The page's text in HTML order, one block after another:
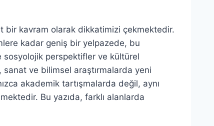
bir kavram olarak dikkatimizi çekmektedir.
kadar geniş bir yelpazede, bu
sosyolojik perspektifler ve kültürel
ve bilimsel araştırmalarda yeni
akademik tartışmalarda değil, aynı
Bu yazıda, farklı alanlarda